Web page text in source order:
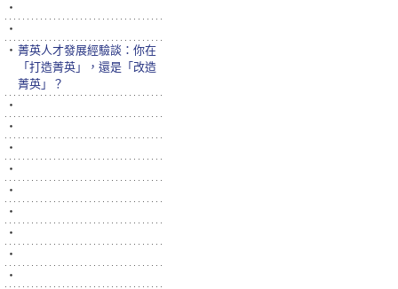
‧
‧
‧ 菁英人才發展經驗談：你在
「打造菁英」，還是「改造
菁英」？
‧
‧
‧
‧
‧
‧
‧
‧
‧